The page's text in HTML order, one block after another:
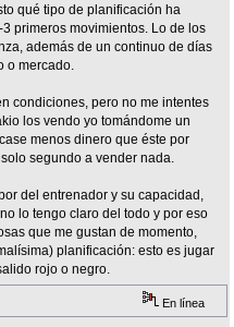
qué tipo de planificación ha
primeros movimientos. Lo de los
además de un continuo de días
o mercado.
condiciones, pero no me intentes
los vendo yo tomándome un
menos dinero que éste por
segundo a vender nada.
del entrenador y su capacidad,
lo tengo claro del todo y por eso
que me gustan de momento,
planificación: esto es jugar
rojo o negro.
En línea